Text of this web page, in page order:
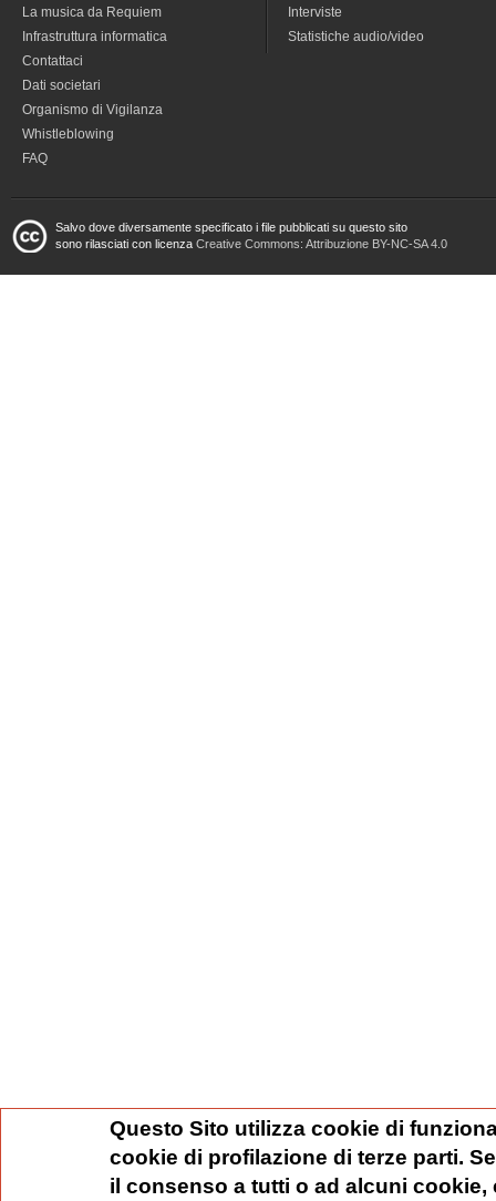
La musica da Requiem
Infrastruttura informatica
Contattaci
Dati societari
Organismo di Vigilanza
Whistleblowing
FAQ
Interviste
Statistiche audio/video
Salvo dove diversamente specificato i file pubblicati su questo sito
sono rilasciati con licenza Creative Commons: Attribuzione BY-NC-SA 4.0
Questo Sito utilizza cookie di
cookie di profilazione di terze parti.
il consenso a tutti o ad alcuni